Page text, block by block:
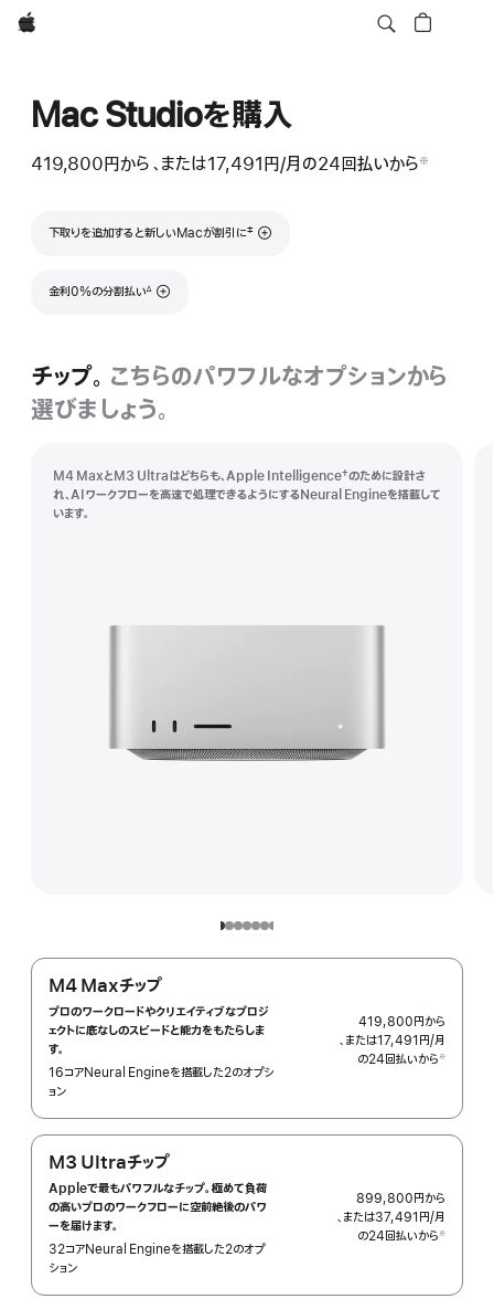
Apple
Mac Studioを購入
419,800円から 、または17,491円/月 月
の24回払いから※
下取りを追加すると新しいMacが割引に脚注
‡
金利0%の分割払い 脚注
∆
チップ。 こちらのパワフルなオプションから
選びましょう。
M4 MaxとM3 Ultraはどちらも、Apple Intelligence
脚
注
†のために設計さ
れ、AIワークフローを高速で処理できるようにするNeural Engineを搭載して
います。
M4 Maxチップ
プロのワークロードやクリエイティブなプロジ
ェクトに底なしのスピードと能力をもたらしま
す。
16コアNeural Engineを搭載した2のオプシ
ョン
419,800円から
、または17,491円/月
の24回払いから ※
M3 Ultraチップ
Appleで最もパワフルなチップ。極めて負荷
の高いプロのワークフローに空前絶後のパワ
ーを届けます。
32コアNeural Engineを搭載した2のオプ
ション
899,800円から
、または37,491円/月
の24回払いから ※